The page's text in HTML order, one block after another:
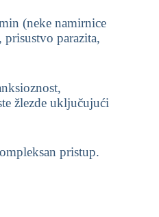
(neke namirnice
parazita,
žlezde uključujući
pristup.